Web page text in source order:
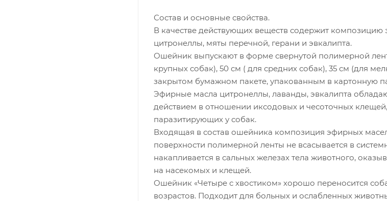
Состав и основные свойства.
В качестве действующих веществ содержит
цитронеллы, мяты перечной, герани и эвкалипта.
Ошейник выпускают в форме свернутой полимерной
крупных собак), 50 см ( для средних собак), 35 см (для
закрытом бумажном пакете, упакованным в картонную
Эфирные масла цитронеллы, лаванды, эвкалипта
действием в отношении иксодовых и чесоточных
паразитирующих у собак.
Входящая в состав ошейника композиция эфирных
поверхности полимерной ленты не всасывается в
накапливается в сальных железах тела животного,
на насекомых и клещей.
Ошейник «Четыре с хвостиком» хорошо переносится
возрастов. Подходит для больных и ослабленных